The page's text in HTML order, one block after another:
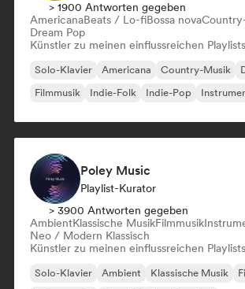
> 1900 Antworten gegeben
AmericanaBeats / Lo-fiBossa nova
Dream Pop
Künstler zu meinen einflussreichen
Solo-Klavier Americana Country-Musik
Filmmusik
Indie-Folk Indie-Pop
Poley Music
Playlist-Kurator
> 3900 Antworten gegeben
AmbientKlassische MusikFilmmusik
Neo / Modern Klassisch
Künstler zu meinen einflussreichen
Solo-Klavier Ambient Klassische Musik